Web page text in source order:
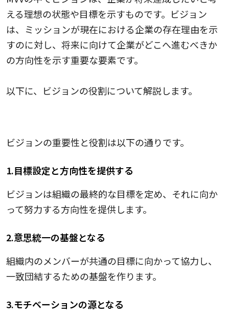
える理想の状態や目標を示すものです。ビジョン
は、ミッションが現在における企業の存在理由を示
すのに対し、将来に向けて企業がどこへ進むべきか
の方向性を示す重要な要素です。
以下に、ビジョンの役割について解説します。
ビジョンの重要性と役割は以下の通りです。
1.目標設定と方向性を提供する
ビジョンは組織の最終的な目標を定め、それに向か
って努力する方向性を提供します。
2.意思統一の基盤となる
組織内のメンバーが共通の目標に向かって協力し、
一致団結するための基盤を作ります。
3.モチベーションの源となる